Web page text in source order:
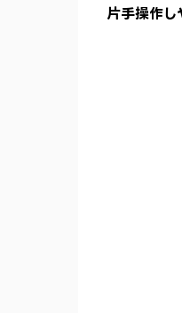
片手操作し